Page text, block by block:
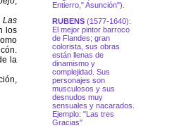
los
la
Entierro," Asunción").
RUBENS (1577-1640):
El mejor pintor barroco
de Flandes; gran
colorista, sus obras
están llenas de
dinamismo y
complejidad. Sus
personajes son
musculosos y sus
desnudos muy
sensuales y nacarados.
Ejemplo: "Las tres
Gracias"